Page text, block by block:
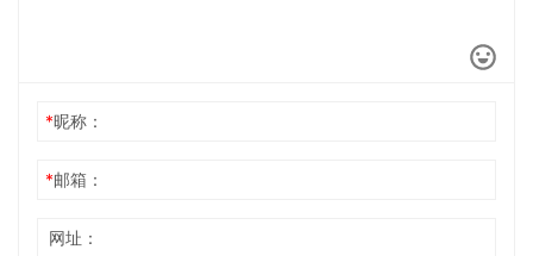
*昵称：
*邮箱：
网址：